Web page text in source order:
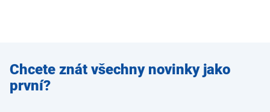
Zadejte
e-mail
Chcete znát všechny novinky jako
první?